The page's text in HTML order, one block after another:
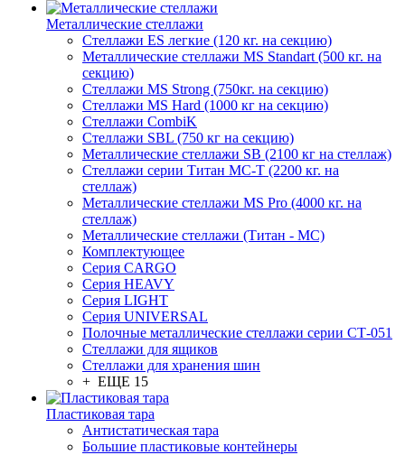
Металлические стеллажи
Стеллажи ES легкие (120 кг. на секцию)
Металлические стеллажи MS Standart (500 кг. на
секцию)
Стеллажи MS Strong (750кг. на секцию)
Стеллажи MS Hard (1000 кг на секцию)
Стеллажи CombiK
Стеллажи SBL (750 кг на секцию)
Металлические стеллажи SB (2100 кг на стеллаж)
Стеллажи серии Титан МС-Т (2200 кг. на
стеллаж)
Металлические стеллажи MS Pro (4000 кг. на
стеллаж)
Металлические стеллажи (Титан - МС)
Комплектующее
Серия CARGO
Серия HEAVY
Серия LIGHT
Серия UNIVERSAL
Полочные металлические стеллажи серии СТ-051
Стеллажи для ящиков
Стеллажи для хранения шин
+ ЕЩЕ 15
Пластиковая тара
Антистатическая тара
Большие пластиковые контейнеры